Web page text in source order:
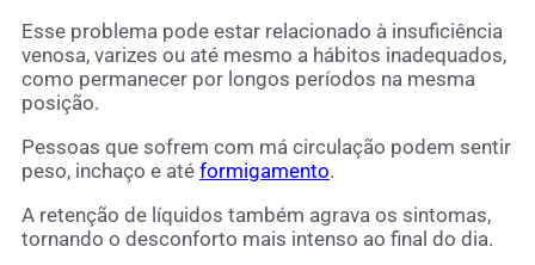
Esse problema pode estar relacionado à insuficiência
venosa, varizes ou até mesmo a hábitos inadequados,
como permanecer por longos períodos na mesma
posição.
Pessoas que sofrem com má circulação podem sentir
peso, inchaço e até formigamento.
A retenção de líquidos também agrava os sintomas,
tornando o desconforto mais intenso ao final do dia.